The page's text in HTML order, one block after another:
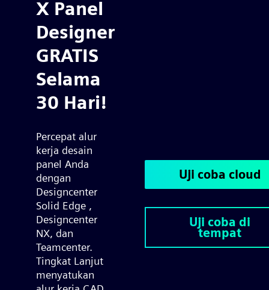
X Panel
Designer
GRATIS
Selama
30 Hari!
Percepat alur
kerja desain
panel Anda
dengan
Designcenter
Solid Edge ,
Designcenter
NX, dan
Teamcenter.
Tingkat Lanjut
menyatukan
Uji coba cloud
Uji coba di
tempat